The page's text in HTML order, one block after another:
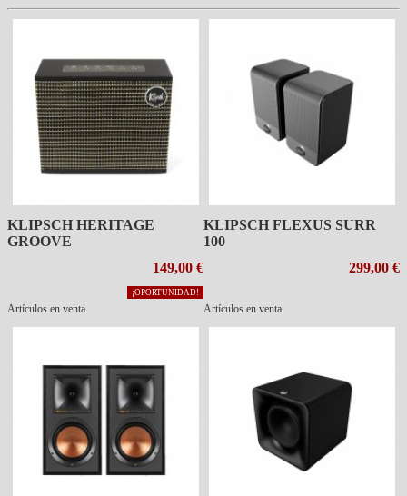
KLIPSCH HERITAGE
GROOVE
149,00 €
¡OPORTUNIDAD!
Artículos en venta
KLIPSCH FLEXUS SURR
100
299,00 €
Artículos en venta